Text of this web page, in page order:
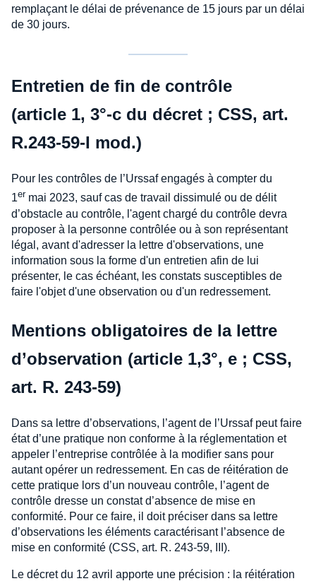
remplaçant le délai de prévenance de 15 jours par un délai
de 30 jours.
Entretien de fin de contrôle
(article 1, 3°-c du décret ; CSS, art.
R.243-59-I mod.)
Pour les contrôles de l’Urssaf engagés à compter du
1er mai 2023, sauf cas de travail dissimulé ou de délit
d’obstacle au contrôle, l'agent chargé du contrôle devra
proposer à la personne contrôlée ou à son représentant
légal, avant d'adresser la lettre d'observations, une
information sous la forme d'un entretien afin de lui
présenter, le cas échéant, les constats susceptibles de
faire l'objet d'une observation ou d'un redressement.
Mentions obligatoires de la lettre
d’observation (article 1,3°, e ; CSS,
art. R. 243-59)
Dans sa lettre d’observations, l’agent de l’Urssaf peut faire
état d’une pratique non conforme à la réglementation et
appeler l’entreprise contrôlée à la modifier sans pour
autant opérer un redressement. En cas de réitération de
cette pratique lors d’un nouveau contrôle, l’agent de
contrôle dresse un constat d’absence de mise en
conformité. Pour ce faire, il doit préciser dans sa lettre
d’observations les éléments caractérisant l’absence de
mise en conformité (CSS, art. R. 243-59, III).
Le décret du 12 avril apporte une précision : la réitération